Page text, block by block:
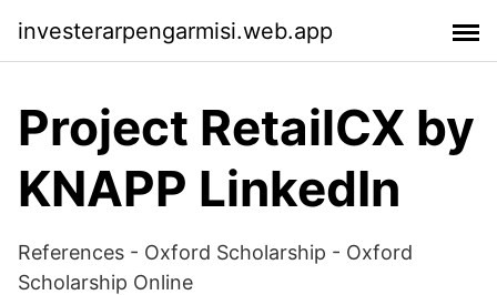
investerarpengarmisi.web.app
Project RetailCX by
KNAPP LinkedIn
References - Oxford Scholarship - Oxford
Scholarship Online